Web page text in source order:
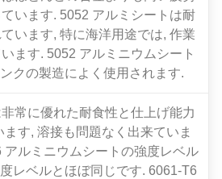
います. 5052 アルミシートは耐
います, 特に海洋用途では, 作業
ます. 5052 アルミニウムシート
クの製造によく使用されます.
常に優れた耐食性と仕上げ能力
ます, 溶接も問題なく出来ていま
アルミニウムシートの強度レベル
レベルとほぼ同じです. 6061-T6